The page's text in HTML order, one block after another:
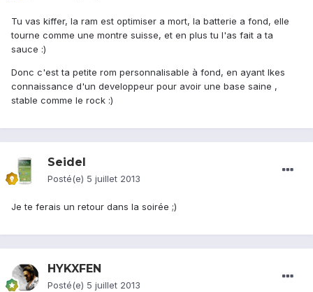
Tu vas kiffer, la ram est optimiser a mort, la batterie a fond, elle
tourne comme une montre suisse, et en plus tu l'as fait a ta
sauce :)
Donc c'est ta petite rom personnalisable à fond, en ayant lkes
connaissance d'un developpeur pour avoir une base saine ,
stable comme le rock :)
Seidel
Posté(e) 5 juillet 2013
Je te ferais un retour dans la soirée ;)
HYKXFEN
Posté(e) 5 juillet 2013